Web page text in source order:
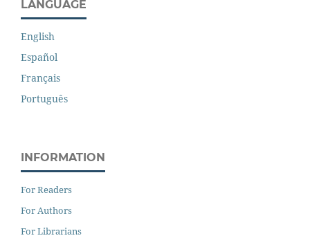
LANGUAGE
English
Español
Français
Português
INFORMATION
For Readers
For Authors
For Librarians